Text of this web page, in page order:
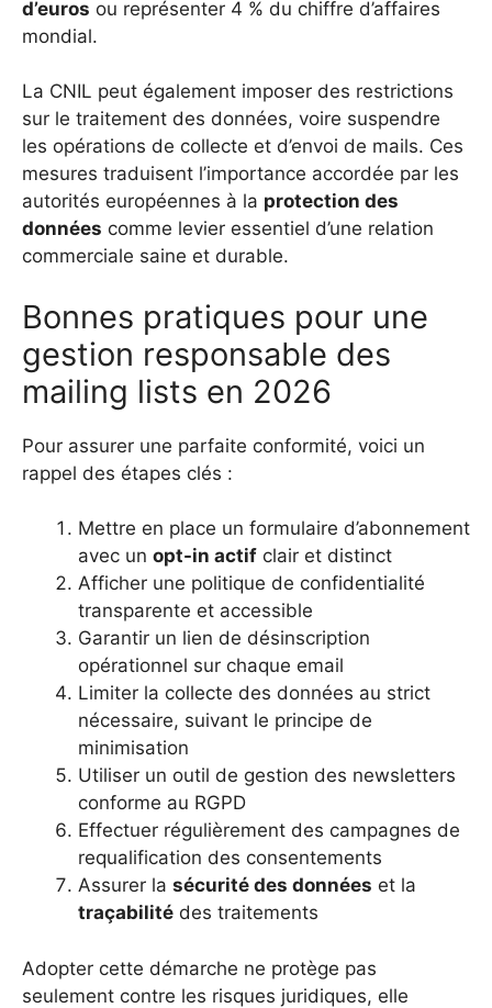
d’euros ou représenter 4 % du chiffre d’affaires
mondial.
La CNIL peut également imposer des restrictions
sur le traitement des données, voire suspendre
les opérations de collecte et d’envoi de mails. Ces
mesures traduisent l’importance accordée par les
autorités européennes à la protection des
données comme levier essentiel d’une relation
commerciale saine et durable.
Bonnes pratiques pour une
gestion responsable des
mailing lists en 2026
Pour assurer une parfaite conformité, voici un
rappel des étapes clés :
Mettre en place un formulaire d’abonnement
avec un opt-in actif clair et distinct
Afficher une politique de confidentialité
transparente et accessible
Garantir un lien de désinscription
opérationnel sur chaque email
Limiter la collecte des données au strict
nécessaire, suivant le principe de
minimisation
Utiliser un outil de gestion des newsletters
conforme au RGPD
Effectuer régulièrement des campagnes de
requalification des consentements
Assurer la sécurité des données et la
traçabilité des traitements
Adopter cette démarche ne protège pas
seulement contre les risques juridiques, elle